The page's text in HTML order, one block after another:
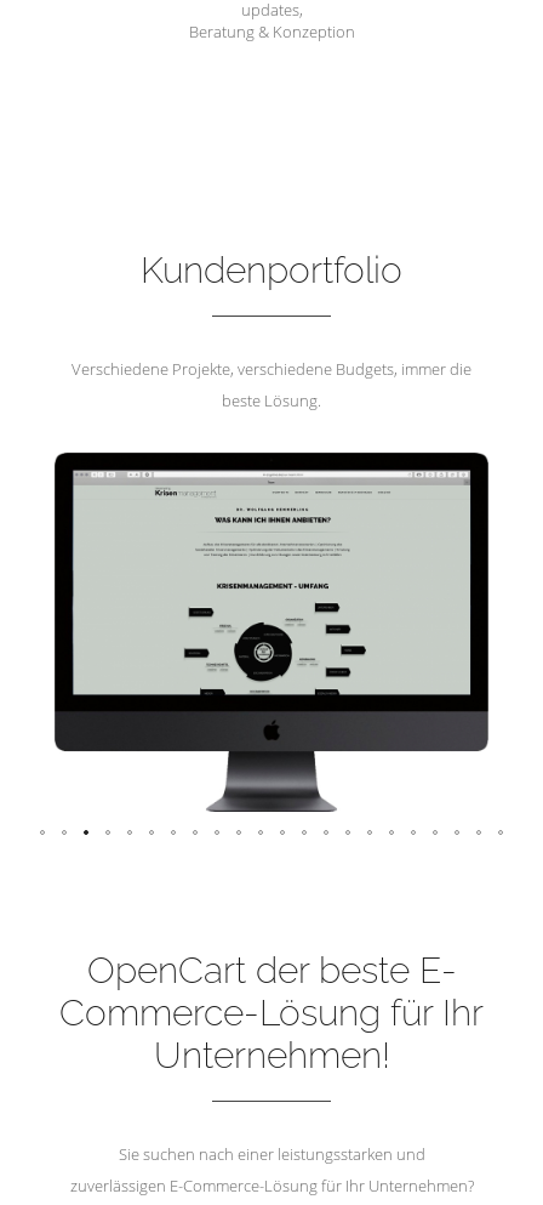
updates,
Beratung & Konzeption
Kundenportfolio
Verschiedene Projekte, verschiedene Budgets, immer die
beste Lösung.
OpenCart der beste E-
Commerce-Lösung für Ihr
Unternehmen!
Sie suchen nach einer leistungsstarken und
zuverlässigen E-Commerce-Lösung für Ihr Unternehmen?